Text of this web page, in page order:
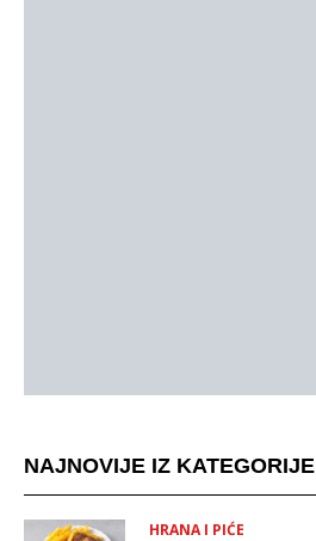
NAJNOVIJE IZ KATEGORIJE
HRANA I PIĆE